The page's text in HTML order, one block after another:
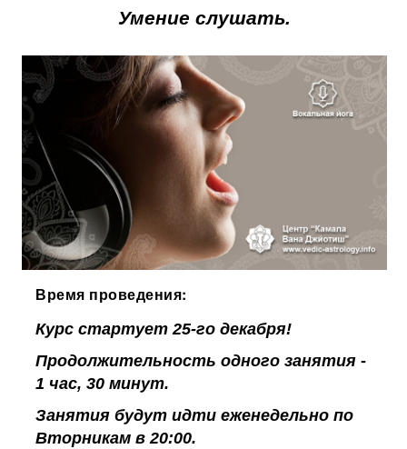
Умение слушать.
Время проведения:
Курс стартует 25-го декабря!
Продолжительность одного занятия -
1 час, 30 минут.
Занятия будут идти еженедельно по
Вторникам в 20:00.